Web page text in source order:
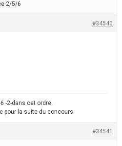
2/5/6
#34540
-2-dans cet ordre.
pour la suite du concours.
#34541